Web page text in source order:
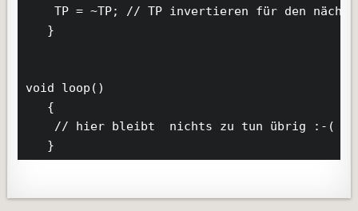
TP = ~TP; // TP invertieren für den
   }
void loop()
   {
    // hier bleibt  nichts zu tun übrig :-(
   }